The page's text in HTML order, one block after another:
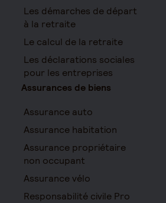
Les démarches de départ
à la retraite
Le calcul de la retraite
Les déclarations sociales
pour les entreprises
Assurances de biens
Assurance auto
Assurance habitation
Assurance propriétaire
non occupant
Assurance vélo
Responsabilité civile Pro